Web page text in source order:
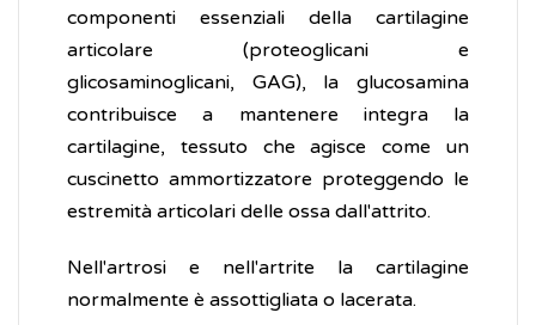
componenti essenziali della cartilagine
articolare (proteoglicani e
glicosaminoglicani, GAG), la glucosamina
contribuisce a mantenere integra la
cartilagine, tessuto che agisce come un
cuscinetto ammortizzatore proteggendo le
estremità articolari delle ossa dall'attrito.
Nell'artrosi e nell'artrite la cartilagine
normalmente è assottigliata o lacerata.